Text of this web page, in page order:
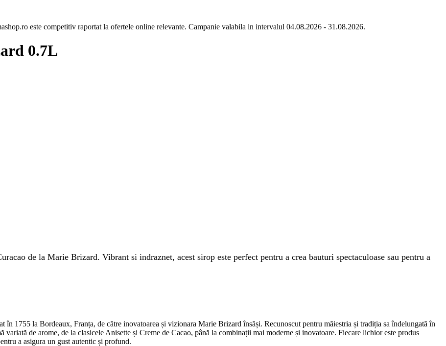
este competitiv raportat la ofertele online relevante. Campanie valabila in intervalul 04.08.2026 - 31.08.2026.
0.7L
de la Marie Brizard. Vibrant si indraznet, acest sirop este perfect pentru a crea bauturi spectaculoase sau pentru a
1755 la Bordeaux, Franța, de către inovatoarea și vizionara Marie Brizard însăși. Recunoscut pentru măiestria și tradiția sa îndelungată în
de arome, de la clasicele Anisette și Creme de Cacao, până la combinații mai moderne și inovatoare. Fiecare lichior este produs
a asigura un gust autentic și profund.